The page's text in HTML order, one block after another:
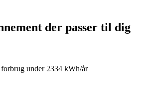
der passer til dig
under 2334 kWh/år